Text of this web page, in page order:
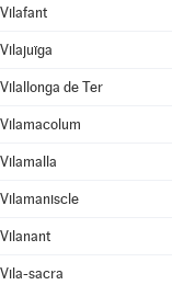
Vilafant
Vilajuïga
Vilallonga de Ter
Vilamacolum
Vilamalla
Vilamaniscle
Vilanant
Vila-sacra